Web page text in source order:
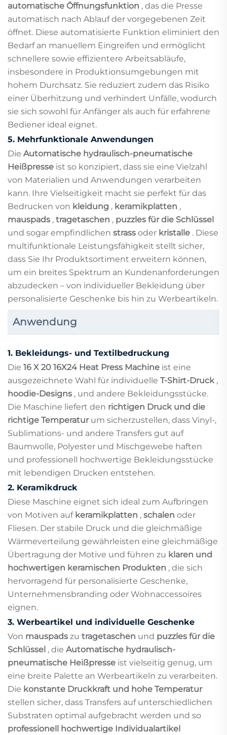
automatische Öffnungsfunktion , das die Presse
automatisch nach Ablauf der vorgegebenen Zeit
öffnet. Diese automatisierte Funktion eliminiert den
Bedarf an manuellem Eingreifen und ermöglicht
schnellere sowie effizientere Arbeitsabläufe,
insbesondere in Produktionsumgebungen mit
hohem Durchsatz. Sie reduziert zudem das Risiko
einer Überhitzung und verhindert Unfälle, wodurch
sie sich sowohl für Anfänger als auch für erfahrene
Bediener ideal eignet.
5. Mehrfunktionale Anwendungen
Die Automatische hydraulisch-pneumatische
Heißpresse ist so konzipiert, dass sie eine Vielzahl
von Materialien und Anwendungen verarbeiten
kann. Ihre Vielseitigkeit macht sie perfekt für das
Bedrucken von kleidung , keramikplatten ,
mauspads , tragetaschen , puzzles für die Schlüssel
und sogar empfindlichen strass oder kristalle . Diese
multifunktionale Leistungsfähigkeit stellt sicher,
dass Sie Ihr Produktsortiment erweitern können,
um ein breites Spektrum an Kundenanforderungen
abzudecken – von individueller Bekleidung über
personalisierte Geschenke bis hin zu Werbeartikeln.
Anwendung
1. Bekleidungs- und Textilbedruckung
Die 16 X 20 16X24 Heat Press Machine ist eine
ausgezeichnete Wahl für individuelle T-Shirt-Druck ,
hoodie-Designs , und andere Bekleidungsstücke.
Die Maschine liefert den richtigen Druck und die
richtige Temperatur um sicherzustellen, dass Vinyl-,
Sublimations- und andere Transfers gut auf
Baumwolle, Polyester und Mischgewebe haften
und professionell hochwertige Bekleidungsstücke
mit lebendigen Drucken entstehen.
2. Keramikdruck
Diese Maschine eignet sich ideal zum Aufbringen
von Motiven auf keramikplatten , schalen oder
Fliesen. Der stabile Druck und die gleichmäßige
Wärmeverteilung gewährleisten eine gleichmäßige
Übertragung der Motive und führen zu klaren und
hochwertigen keramischen Produkten , die sich
hervorragend für personalisierte Geschenke,
Unternehmensbranding oder Wohnaccessoires
eignen.
3. Werbeartikel und individuelle Geschenke
Von mauspads zu tragetaschen und puzzles für die
Schlüssel , die Automatische hydraulisch-
pneumatische Heißpresse ist vielseitig genug, um
eine breite Palette an Werbeartikeln zu verarbeiten.
Die konstante Druckkraft und hohe Temperatur
stellen sicher, dass Transfers auf unterschiedlichen
Substraten optimal aufgebracht werden und so
professionell hochwertige Individualartikel